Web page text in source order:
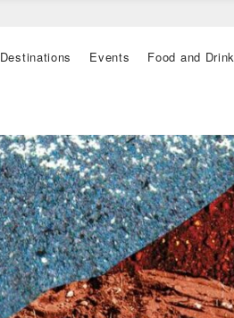
Destinations Events Food and Drink